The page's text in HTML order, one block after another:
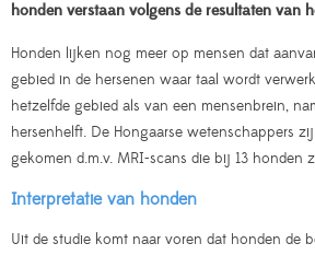
honden verstaan volgens de resultaten van
Honden lijken nog meer op mensen dat
gebied in de hersenen waar taal wordt
hetzelfde gebied als van een mensenbrein,
hersenhelft. De Hongaarse wetenschappers
gekomen d.m.v. MRI-scans die bij 13 honden
Interpretatie van honden
Uit de studie komt naar voren dat honden de